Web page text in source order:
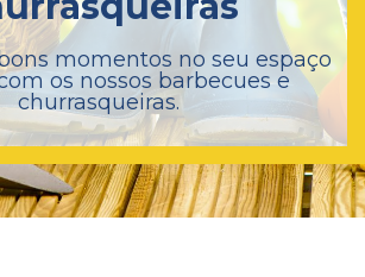
momentos no seu espaço
os nossos barbecues e
churrasqueiras.